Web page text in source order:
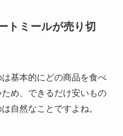
トミールが売り切
基本的にどの商品を食べ
め、できるだけ安いもの
自然なことですよね。